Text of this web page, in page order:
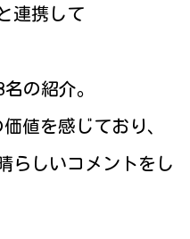
連携して
の紹介。
値を感じており、
らしいコメントをし